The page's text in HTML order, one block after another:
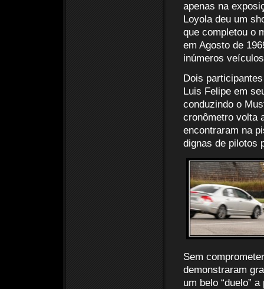
apenas na
Loyola deu um
que completou o
em Agosto de
inúmeros
Dois
Luis Felipe em
conduzindo o
cronômetro volta
encontraram na
dignas de pilotos
Sem
demonstraram
um belo “duelo”